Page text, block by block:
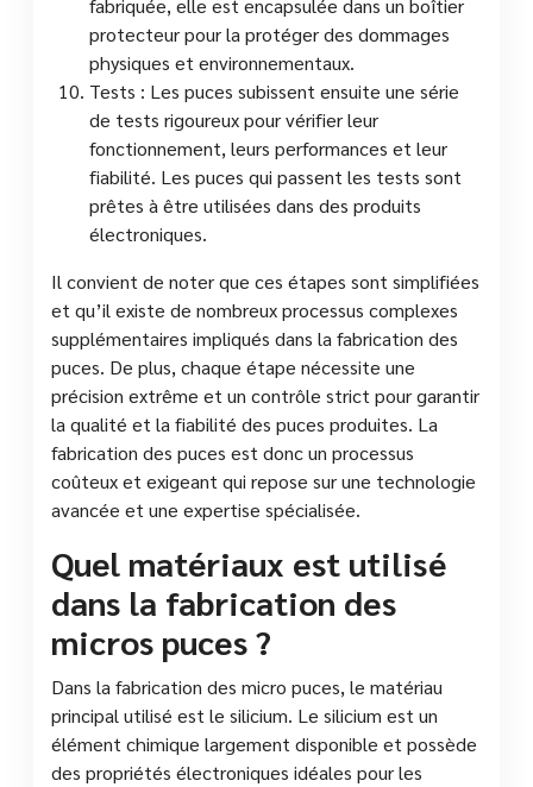
fabriquée, elle est encapsulée dans un boîtier
protecteur pour la protéger des dommages
physiques et environnementaux.
Tests : Les puces subissent ensuite une série
de tests rigoureux pour vérifier leur
fonctionnement, leurs performances et leur
fiabilité. Les puces qui passent les tests sont
prêtes à être utilisées dans des produits
électroniques.
Il convient de noter que ces étapes sont simplifiées
et qu’il existe de nombreux processus complexes
supplémentaires impliqués dans la fabrication des
puces. De plus, chaque étape nécessite une
précision extrême et un contrôle strict pour garantir
la qualité et la fiabilité des puces produites. La
fabrication des puces est donc un processus
coûteux et exigeant qui repose sur une technologie
avancée et une expertise spécialisée.
Quel matériaux est utilisé
dans la fabrication des
micros puces ?
Dans la fabrication des micro puces, le matériau
principal utilisé est le silicium. Le silicium est un
élément chimique largement disponible et possède
des propriétés électroniques idéales pour les